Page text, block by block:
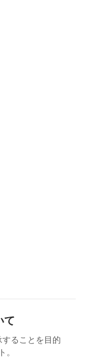
て
ることを目的
。